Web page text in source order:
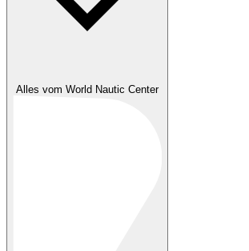
Alles vom World Nautic Center